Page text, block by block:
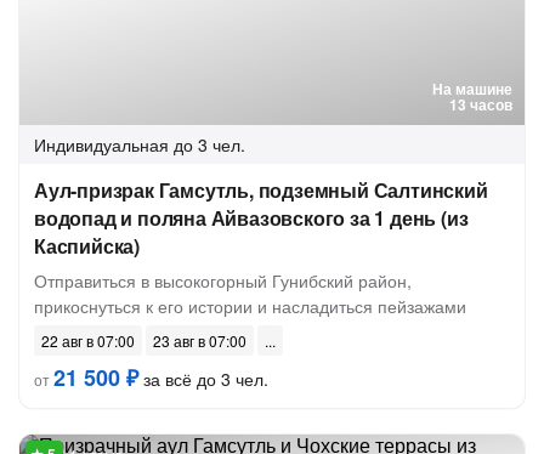
На машине
13 часов
Индивидуальная до 3 чел.
Аул-призрак Гамсутль, подземный Салтинский
водопад и поляна Айвазовского за 1 день (из
Каспийска)
Отправиться в высокогорный Гунибский район,
прикоснуться к его истории и насладиться пейзажами
22 авг в 07:00
23 авг в 07:00
от21 500 ₽за всё до 3 чел.